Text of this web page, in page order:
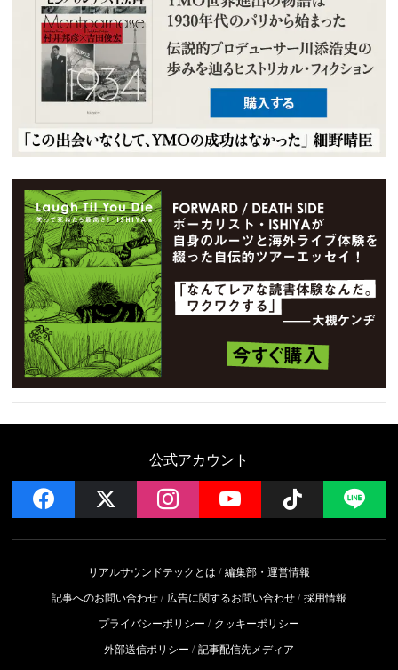
公式アカウント
facebook instagramYouTube Follow
リアルサウンドテックとは
編集部・運営情報
記事へのお問い合わせ
広告に関するお問い合わせ 採用情報
プライバシーポリシー
クッキーポリシー
外部送信ポリシー
記事配信先メディア